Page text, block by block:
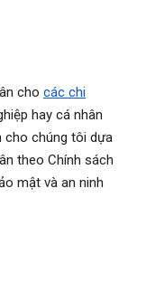
cho các chi
hay cá nhân
cho chúng tôi dựa
theo Chính sách
mật và an ninh